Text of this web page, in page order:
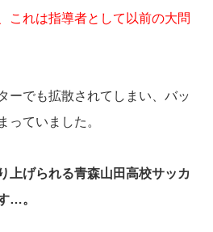
これは指導者として以前の大問
ーでも拡散されてしまい、バッ
っていました。
上げられる青森山田高校サッカ
…。